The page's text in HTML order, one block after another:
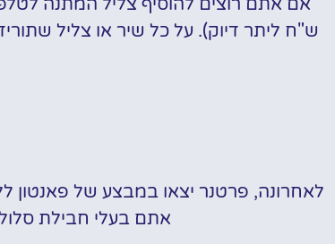
לאחרונה, פרטנר יצאו במבצע של פאנטון
אתם בעלי חבילת